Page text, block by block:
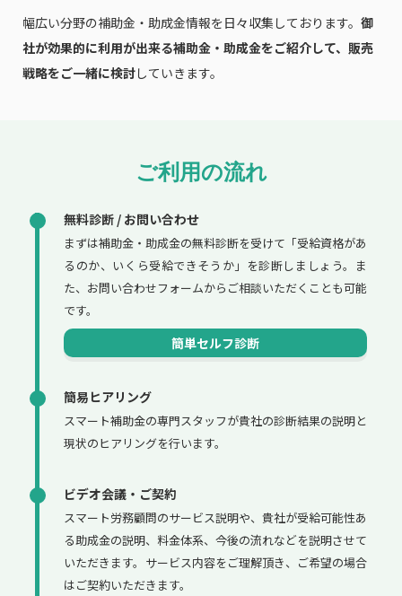
幅広い分野の補助金・助成金情報を日々収集しております。 御
社が効果的に利用が出来る補助金・助成金をご紹介して、販売
戦略をご一緒に検討していきます。
ご利用の流れ
無料診断 / お問い合わせ
まずは補助金・助成金の無料診断を受けて「受給資格があ
るのか、いくら受給できそうか」を診断しましょう。ま
た、お問い合わせフォームからご相談いただくことも可能
です。
簡単セルフ診断
簡易ヒアリング
スマート補助金の専門スタッフが貴社の診断結果の説明と
現状のヒアリングを行います。
ビデオ会議・ご契約
スマート労務顧問のサービス説明や、貴社が受給可能性あ
る助成金の説明、料金体系、今後の流れなどを説明させて
いただきます。サービス内容をご理解頂き、ご希望の場合
はご契約いただきます。